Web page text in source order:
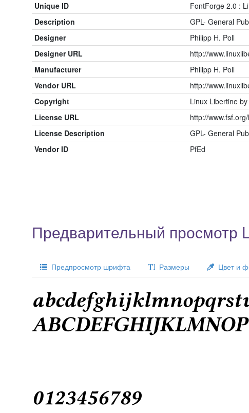
Unique ID
FontForge 2.0 :
Description
GPL- General
Designer
Philipp H. Poll
Designer URL
http://
Manufacturer
Philipp H. Poll
Vendor URL
http://
Copyright
Linux Libertine
License URL
http://
License Description
GPL- General
Vendor ID
PfEd
Предварительный просмотр
Предпросмотр шрифта Размеры Цвет и